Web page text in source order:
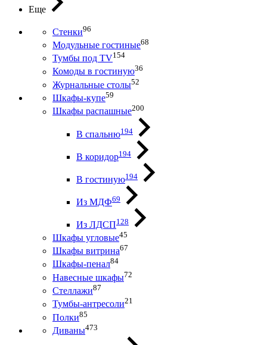
Еще
Стенки96
Модульные гостиные68
Тумбы под ТV154
Комоды в гостиную36
Журнальные столы52
Шкафы-купе59
Шкафы распашные200
В спальню194
В коридор194
В гостиную194
Из МДФ69
Из ЛДСП128
Шкафы угловые45
Шкафы витрина67
Шкафы-пенал84
Навесные шкафы72
Стеллажи87
Тумбы-антресоли21
Полки85
Диваны473